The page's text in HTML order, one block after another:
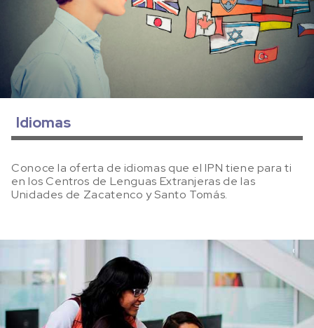
Idiomas
Conoce la oferta de idiomas que el IPN tiene para ti
en los Centros de Lenguas Extranjeras de las
Unidades de Zacatenco y Santo Tomás.